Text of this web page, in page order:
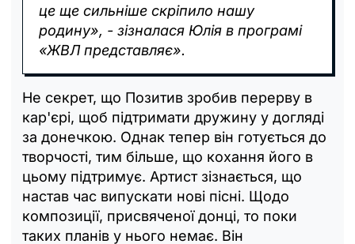
це ще сильніше скріпило нашу
родину», - зізналася Юлія в програмі
«ЖВЛ представляє».
Не секрет, що Позитив зробив перерву в
кар'єрі, щоб підтримати дружину у догляді
за донечкою. Однак тепер він готується до
творчості, тим більше, що кохання його в
цьому підтримує. Артист зізнається, що
настав час випускати нові пісні. Щодо
композиції, присвяченої донці, то поки
таких планів у нього немає. Він